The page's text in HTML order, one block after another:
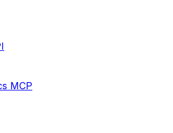
MCP